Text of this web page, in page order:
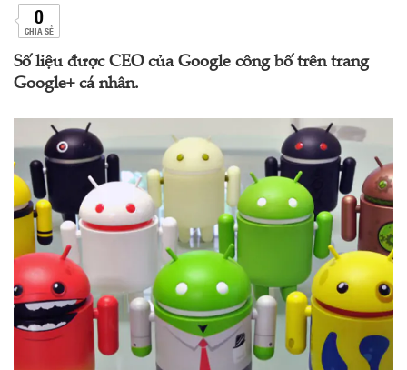
0
CHIA SẺ
Số liệu được CEO của Google công bố trên trang
Google+ cá nhân.